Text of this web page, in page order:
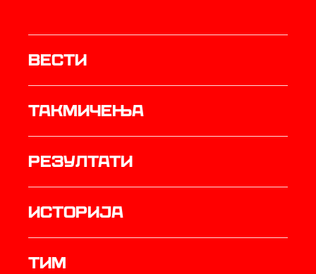
Вести
Такмичења
резултати
историја
ТИМ